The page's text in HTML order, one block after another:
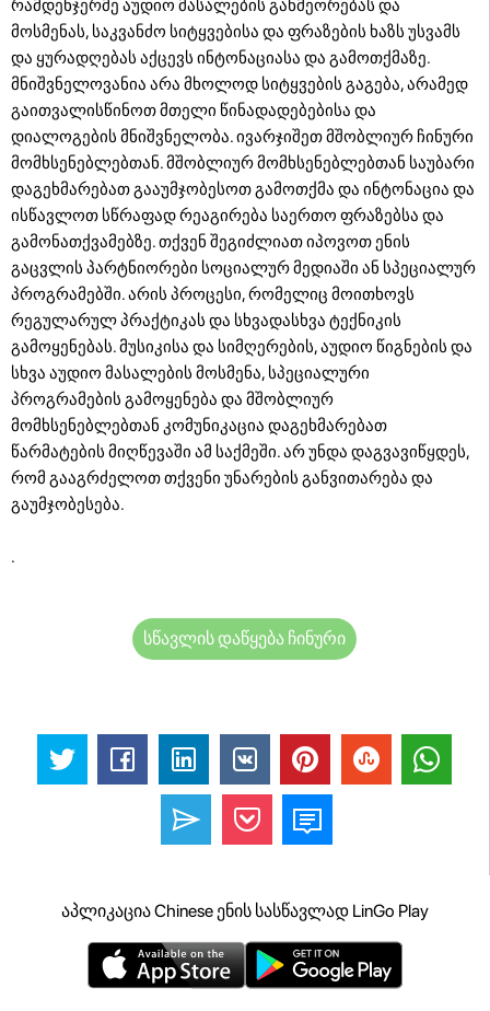
რამდენჯერმე აუდიო მასალების განმეორებას და
მოსმენას, საკვანძო სიტყვებისა და ფრაზების ხაზს უსვამს
და ყურადღებას აქცევს ინტონაციასა და გამოთქმაზე.
მნიშვნელოვანია არა მხოლოდ სიტყვების გაგება, არამედ
გაითვალისწინოთ მთელი წინადადებებისა და
დიალოგების მნიშვნელობა. ივარჯიშეთ მშობლიურ ჩინური
მომხსენებლებთან. მშობლიურ მომხსენებლებთან საუბარი
დაგეხმარებათ გააუმჯობესოთ გამოთქმა და ინტონაცია და
ისწავლოთ სწრაფად რეაგირება საერთო ფრაზებსა და
გამონათქვამებზე. თქვენ შეგიძლიათ იპოვოთ ენის
გაცვლის პარტნიორები სოციალურ მედიაში ან სპეციალურ
პროგრამებში. არის პროცესი, რომელიც მოითხოვს
რეგულარულ პრაქტიკას და სხვადასხვა ტექნიკის
გამოყენებას. მუსიკისა და სიმღერების, აუდიო წიგნების და
სხვა აუდიო მასალების მოსმენა, სპეციალური
პროგრამების გამოყენება და მშობლიურ
მომხსენებლებთან კომუნიკაცია დაგეხმარებათ
წარმატების მიღწევაში ამ საქმეში. არ უნდა დაგვავიწყდეს,
რომ გააგრძელოთ თქვენი უნარების განვითარება და
გაუმჯობესება.
.
სწავლის დაწყება ჩინური
აპლიკაცია Chinese ენის სასწავლად LinGo Play